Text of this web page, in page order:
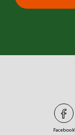
Facebook